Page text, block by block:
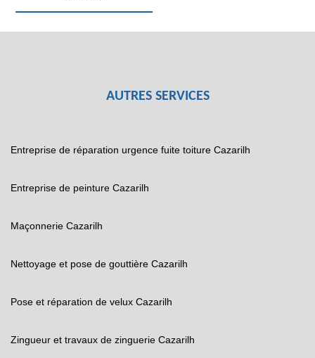
AUTRES SERVICES
Entreprise de réparation urgence fuite toiture Cazarilh
Entreprise de peinture Cazarilh
Maçonnerie Cazarilh
Nettoyage et pose de gouttière Cazarilh
Pose et réparation de velux Cazarilh
Zingueur et travaux de zinguerie Cazarilh